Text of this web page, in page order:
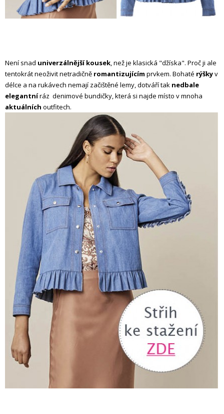
Není snad univerzálnější kousek, než je klasická "džíska". Proč ji ale
tentokrát neoživit netradičně romantizujícím prvkem. Bohaté rýškyv
délce a na rukávech nemají začištěné lemy, dotváří tak nedbale
elegantníráz denimové bundičky, která si najde místo v mnoha
aktuálních outfitech.